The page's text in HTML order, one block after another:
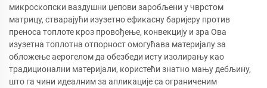
микроскопски ваздушни џепови заробљени у чврстом
матрицу, стварајући изузетно ефикасну баријеру против
преноса топлоте кроз провођење, конвекцију и зра Ова
изузетна топлотна отпорност омогућава материјалу за
обложење аерогелом да обезбеди исту изолирању као
традиционални материјали, користећи знатно мању дебљину,
што га чини идеалним за апликације са ограниченим